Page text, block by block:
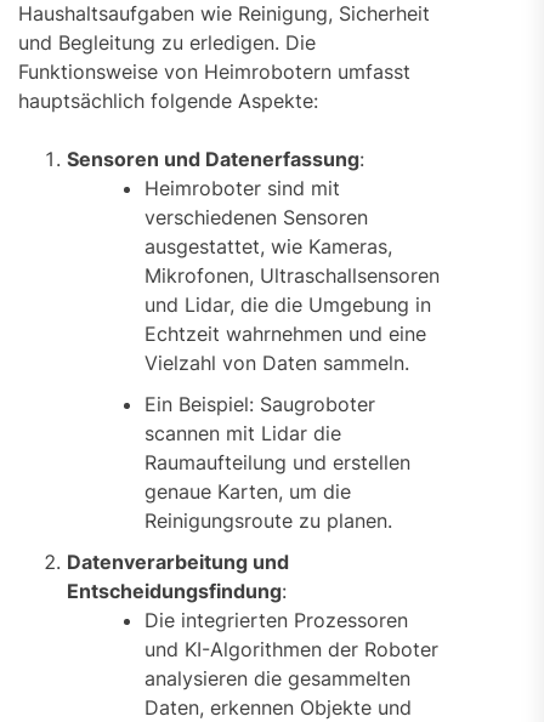
Haushaltsaufgaben wie Reinigung, Sicherheit
und Begleitung zu erledigen. Die
Funktionsweise von Heimrobotern umfasst
hauptsächlich folgende Aspekte:
Sensoren und Datenerfassung:
Heimroboter sind mit
verschiedenen Sensoren
ausgestattet, wie Kameras,
Mikrofonen, Ultraschallsensoren
und Lidar, die die Umgebung in
Echtzeit wahrnehmen und eine
Vielzahl von Daten sammeln.
Ein Beispiel: Saugroboter
scannen mit Lidar die
Raumaufteilung und erstellen
genaue Karten, um die
Reinigungsroute zu planen.
Datenverarbeitung und
Entscheidungsfindung:
Die integrierten Prozessoren
und KI-Algorithmen der Roboter
analysieren die gesammelten
Daten, erkennen Objekte und